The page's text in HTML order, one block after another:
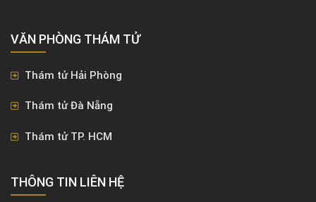
VĂN PHÒNG ​THÁM TỬ
Thám tử Hải Phòng
Thám tử Đà Nẵng
Thám tử TP. HCM
THÔNG TIN LIÊN HỆ